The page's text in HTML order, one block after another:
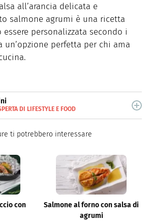
all’arancia delicata e
salmone agrumi è una ricetta
personalizzata secondo i
un’opzione perfetta per chi ama
DI LIFESTYLE E FOOD
scrive da anni di cucina e
ti potrebbero interessare
con
Salmone al forno con salsa di
agrumi